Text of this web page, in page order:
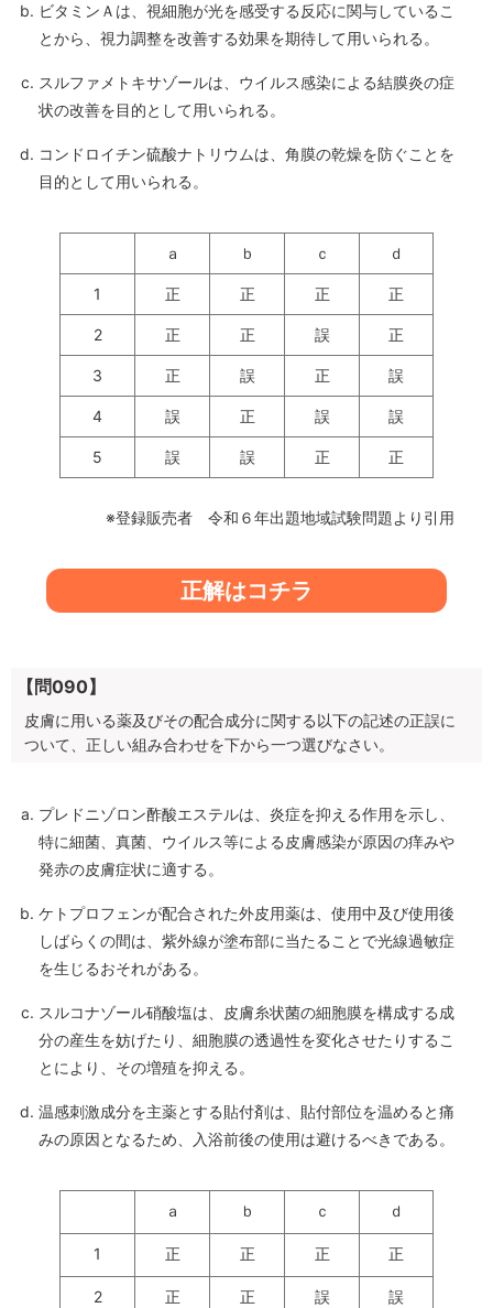
ビタミンＡは、視細胞が光を感受する反応に関与しているこ
とから、視力調整を改善する効果を期待して用いられる。
スルファメトキサゾールは、ウイルス感染による結膜炎の症
状の改善を目的として用いられる。
コンドロイチン硫酸ナトリウムは、角膜の乾燥を防ぐことを
目的として用いられる。
ａ ｂ ｃ ｄ
1 正 正 正 正
2 正 正 誤 正
3 正 誤 正 誤
4 誤 正 誤 誤
5 誤 誤 正 正
※登録販売者 令和６年出題地域試験問題より引用
正解はコチラ
【問090】
皮膚に用いる薬及びその配合成分に関する以下の記述の正誤に
ついて、正しい組み合わせを下から一つ選びなさい。
プレドニゾロン酢酸エステルは、炎症を抑える作用を示し、
特に細菌、真菌、ウイルス等による皮膚感染が原因の痒みや
発赤の皮膚症状に適する。
ケトプロフェンが配合された外皮用薬は、使用中及び使用後
しばらくの間は、紫外線が塗布部に当たることで光線過敏症
を生じるおそれがある。
スルコナゾール硝酸塩は、皮膚糸状菌の細胞膜を構成する成
分の産生を妨げたり、細胞膜の透過性を変化させたりするこ
とにより、その増殖を抑える。
温感刺激成分を主薬とする貼付剤は、貼付部位を温めると痛
みの原因となるため、入浴前後の使用は避けるべきである。
ａ ｂ ｃ ｄ
1 正 正 正 正
2 正 正 誤 誤